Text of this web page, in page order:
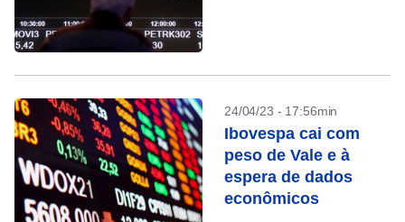
24/04/23 - 17:56min
Ibovespa cai com
peso de Vale e à
espera de dados
econômicos